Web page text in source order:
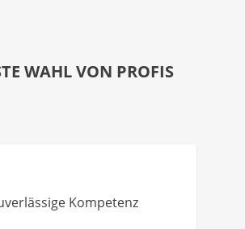
WAHL VON PROFIS
Kompetenz